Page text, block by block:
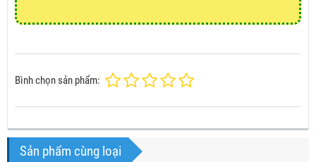
Bình chọn sản phẩm:
Sản phẩm cùng loại